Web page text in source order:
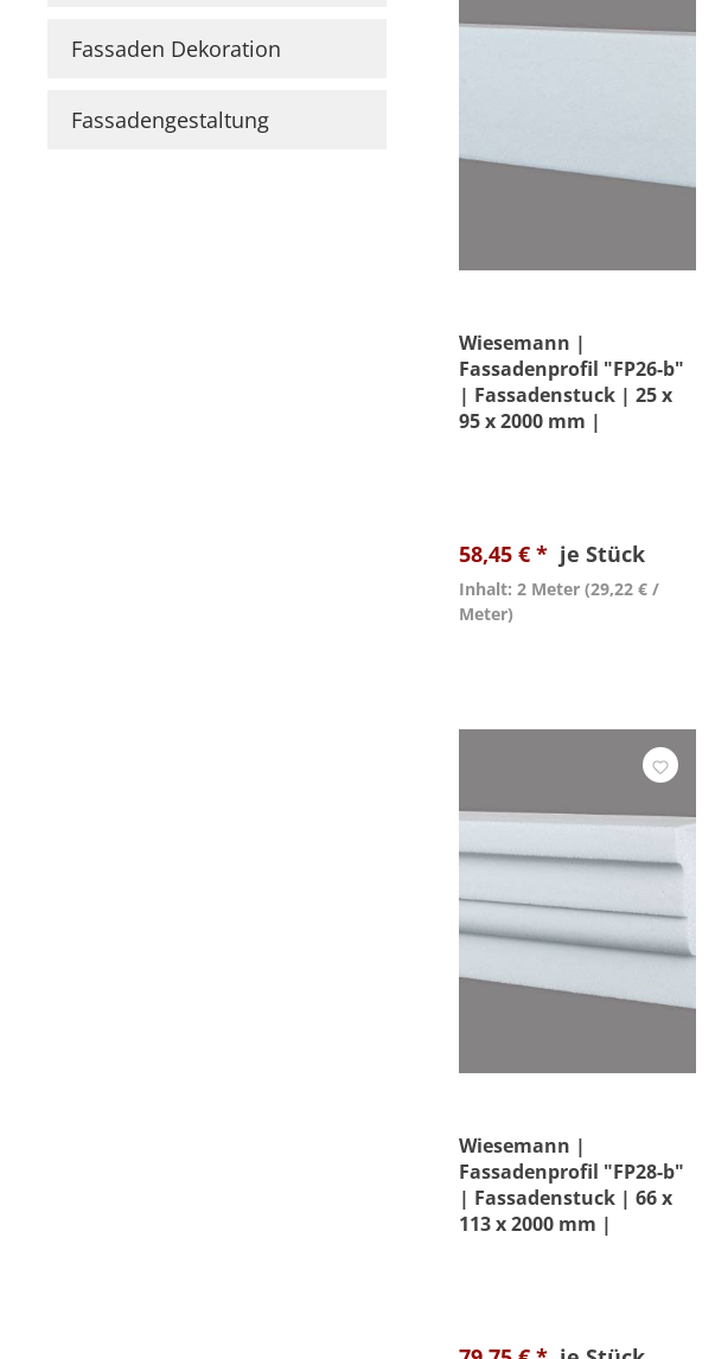
Montageanleitung für
Montageanleitung für
Fassaden Dekoration
Fassadengestaltung
Wiesemann |
Fassadenprofil "FP26-b"
| Fassadenstuck | 25 x
95 x 2000 mm |
58,45 € * je Stück
Inhalt: 2 Meter (29,22 € /
Meter)
Wiesemann |
Fassadenprofil "FP28-b"
| Fassadenstuck | 66 x
113 x 2000 mm |